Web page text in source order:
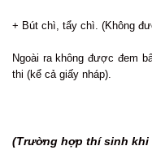
+ Bút chì, tẩy chì. (Không
Ngoài ra không được đem
thi (kể cả giấy nháp).
(Trường hợp thí sinh khi